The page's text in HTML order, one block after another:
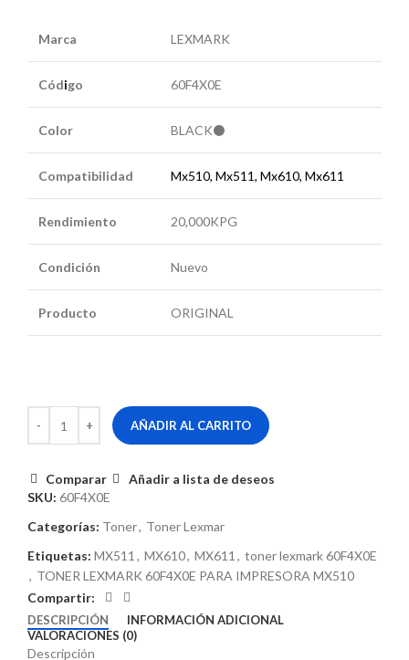
Marca LEXMARK
Código 60F4X0E
Color BLACK⚫
Compatibilidad Mx510, Mx511, Mx610, Mx611
Rendimiento 20,000KPG
Condición Nuevo
Producto ORIGINAL
AÑADIR AL CARRITO
Comparar
Añadir a lista de deseos
SKU: 60F4X0E
Categorías: Toner, Toner Lexmar
Etiquetas: MX511 , MX610, MX611 , toner lexmark 60F4X0E
, TONER LEXMARK 60F4X0E PARA IMPRESORA MX510
Compartir:
DESCRIPCIÓN
INFORMACIÓN ADICIONAL
VALORACIONES (0)
Descripción